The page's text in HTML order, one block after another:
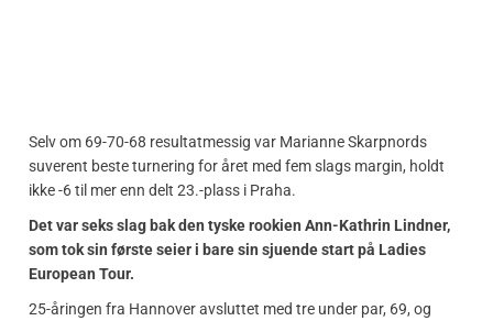
Selv om 69-70-68 resultatmessig var Marianne Skarpnords
suverent beste turnering for året med fem slags margin, holdt
ikke -6 til mer enn delt 23.-plass i Praha.
Det var seks slag bak den tyske rookien Ann-Kathrin Lindner,
som tok sin første seier i bare sin sjuende start på Ladies
European Tour.
25-åringen fra Hannover avsluttet med tre under par, 69, og